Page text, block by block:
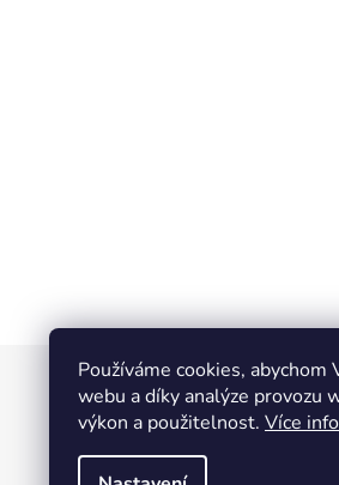
Používáme cookies,
webu a díky analýze provozu
výkon a použitelnost. Více
Online